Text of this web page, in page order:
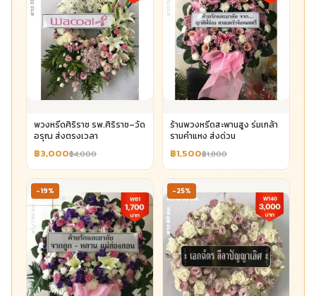
พวงหรีดศิริราช รพ.ศิริราช–วัด
อรุณ ส่งตรงเวลา
฿3,000฿4,000
ร้านพวงหรีดสะพานสูง ร่มเกล้า
รามคำแหง ส่งด่วน
฿1,500฿1,800
-19% -25%